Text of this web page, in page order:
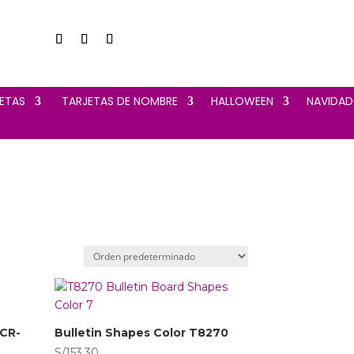
‎ TARJETAS DE NOMBRE HALLOWEEN NAVIDAD
Bulletin Shapes Color T8270